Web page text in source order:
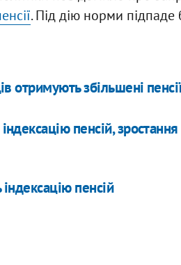
. Під дію норми підпаде
отримують збільшені
пенсій,
пенсій